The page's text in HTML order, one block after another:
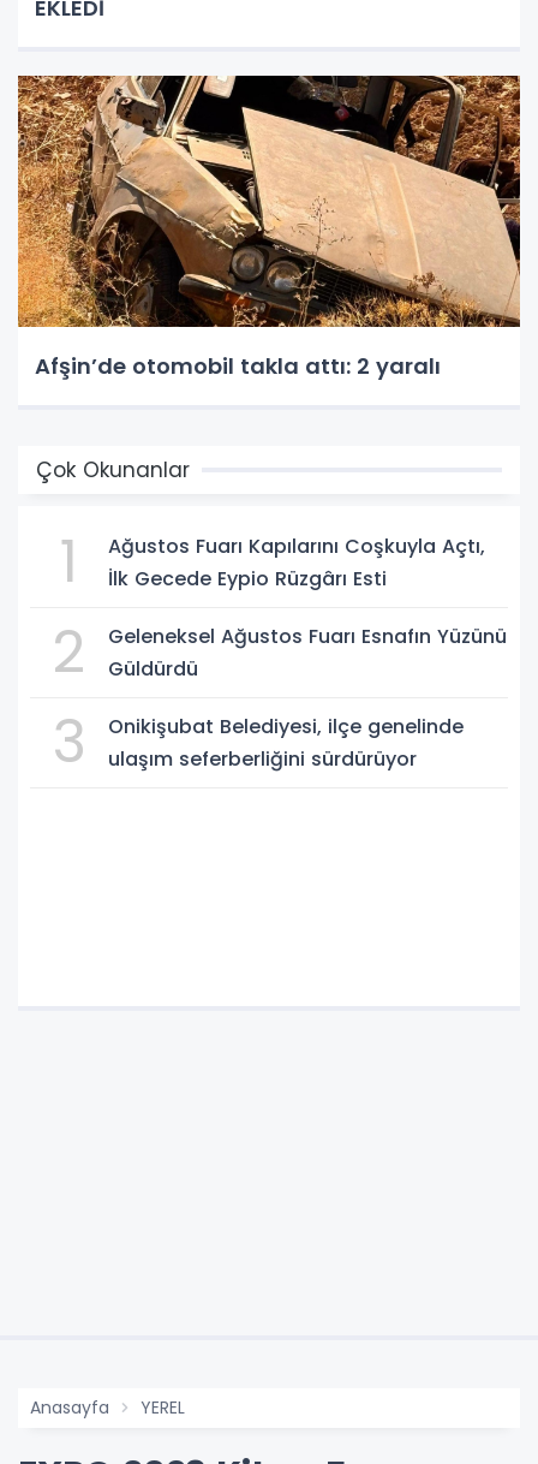
EKLEDİ
Afşin’de otomobil takla attı: 2 yaralı
Çok Okunanlar
1
Ağustos Fuarı Kapılarını Coşkuyla Açtı,
İlk Gecede Eypio Rüzgârı Esti
2
Geleneksel Ağustos Fuarı Esnafın Yüzünü
Güldürdü
3
Onikişubat Belediyesi, ilçe genelinde
ulaşım seferberliğini sürdürüyor
Anasayfa YEREL